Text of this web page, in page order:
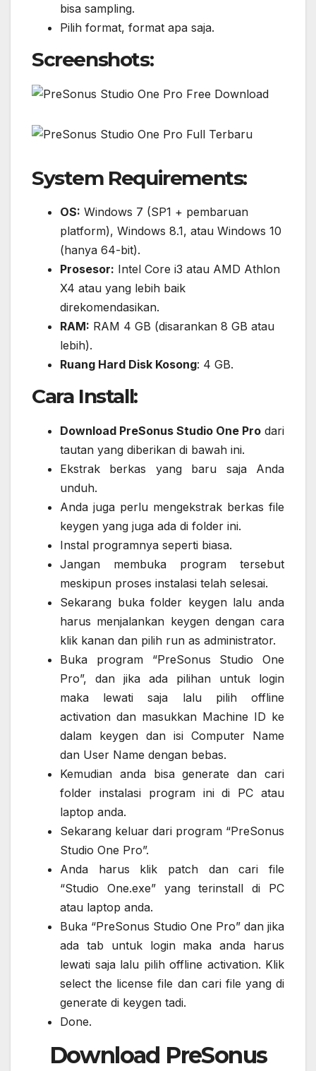
bisa sampling.
Pilih format, format apa saja.
Screenshots:
System Requirements:
OS: Windows 7 (SP1 + pembaruan
platform), Windows 8.1, atau Windows 10
(hanya 64-bit).
Prosesor: Intel Core i3 atau AMD Athlon
X4 atau yang lebih baik
direkomendasikan.
RAM: RAM 4 GB (disarankan 8 GB atau
lebih).
Ruang Hard Disk Kosong: 4 GB.
Cara Install:
Download PreSonus Studio One Pro dari
tautan yang diberikan di bawah ini.
Ekstrak berkas yang baru saja Anda
unduh.
Anda juga perlu mengekstrak berkas file
keygen yang juga ada di folder ini.
Instal programnya seperti biasa.
Jangan membuka program tersebut
meskipun proses instalasi telah selesai.
Sekarang buka folder keygen lalu anda
harus menjalankan keygen dengan cara
klik kanan dan pilih run as administrator.
Buka program “PreSonus Studio One
Pro”, dan jika ada pilihan untuk login
maka lewati saja lalu pilih offline
activation dan masukkan Machine ID ke
dalam keygen dan isi Computer Name
dan User Name dengan bebas.
Kemudian anda bisa generate dan cari
folder instalasi program ini di PC atau
laptop anda.
Sekarang keluar dari program “PreSonus
Studio One Pro”.
Anda harus klik patch dan cari file
“Studio One.exe” yang terinstall di PC
atau laptop anda.
Buka “PreSonus Studio One Pro” dan jika
ada tab untuk login maka anda harus
lewati saja lalu pilih offline activation. Klik
select the license file dan cari file yang di
generate di keygen tadi.
Done.
Download PreSonus